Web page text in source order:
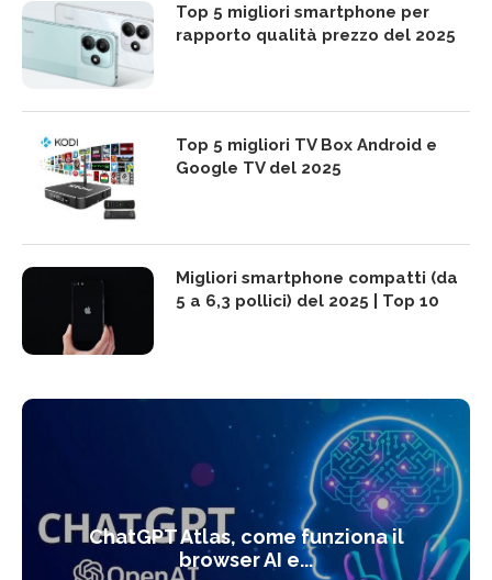
Top 5 migliori smartphone per
rapporto qualità prezzo del 2025
Top 5 migliori TV Box Android e
Google TV del 2025
Migliori smartphone compatti (da
5 a 6,3 pollici) del 2025 | Top 10
ChatGPT Atlas, come funziona il
browser AI e...